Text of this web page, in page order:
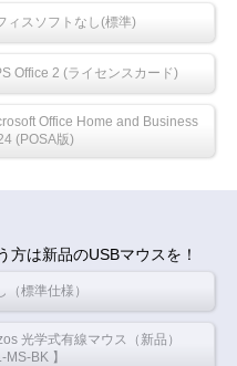
ィスソフトなし(標準)
Office 2 (ライセンスカード)
Office Home and Business
(POSA版)
は新品のUSBマウスを！
（標準仕様）
光学式有線マウス（新品）
MS-BK 】